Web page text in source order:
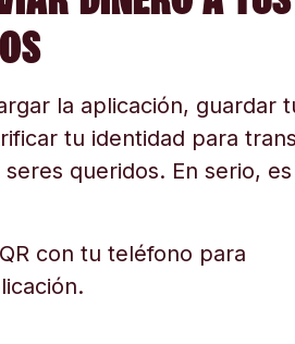
la aplicación, guardar
tu identidad para
queridos. En serio,
con tu teléfono para